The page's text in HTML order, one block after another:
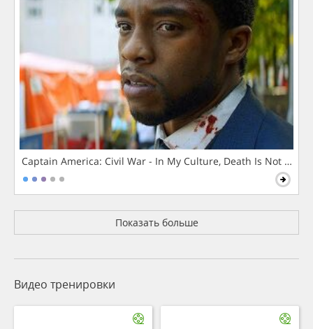
Captain America: Civil War - In My Culture, Death Is Not The
Показать больше
Видео тренировки